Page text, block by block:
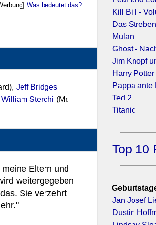
Was bedeutet das?
Jeff Bridges
William Sterchi (Mr.
Eltern und
weitergegeben
Sie verzehrt
Kill Bill -
Das
Mulan
Ghost -
Jim Knopf
Harry
Pappa ante
Ted 2
Titanic
Top 10
Jan Josef
Dustin